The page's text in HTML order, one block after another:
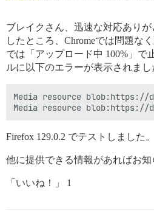
ブレイクさん、迅速な対応あり
したところ、Chromeでは問題な
では「アップロード中 100%」で
ルに以下のエラーが表示されまし
Media resource blob:https://
Firefox 129.0.2 でテストしました。
他に提供できる情報があればお知
「いいね！」 1